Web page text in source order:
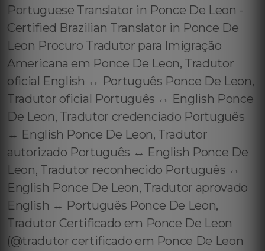
Portuguese Translator in Ponce De Leon -
Certified Brazilian Translator in Ponce De
Leon Procuro Tradutor para Imigração
Americana em Ponce De Leon, Tradutor
oficial English ↔️ Português Ponce De Leon,
Tradutor oficial Português ↔️ English Ponce
De Leon, Tradutor credenciado Português
↔️ English Ponce De Leon, Tradutor
autorizado Português ↔️ English Ponce De
Leon, Tradutor reconhecido Português ↔️
English Ponce De Leon, Tradutor aprovado
English ↔️ Português Ponce De Leon,
Tradutor Certificado em Ponce De Leon
(@tradutor certificado em Ponce De Leon